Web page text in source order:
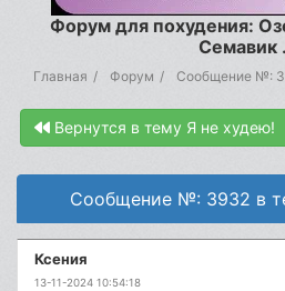
Форум для похудения:
Семавик
Главная Форум Сообщение №:
Вернутся в тему Я не худею!
Сообщение №: 3932 в
Ксения
13-11-2024 10:54:18